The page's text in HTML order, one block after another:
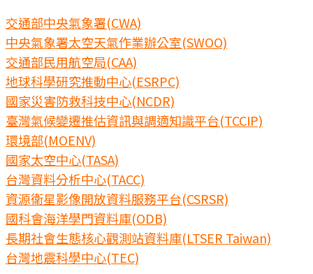
交通部中央氣象署(CWA)
中央氣象署太空天氣作業辦公室(SWOO)
交通部民用航空局(CAA)
地球科學研究推動中心(ESRPC)
國家災害防救科技中心(NCDR)
臺灣氣候變遷推估資訊與調適知識平台(TCCIP)
環境部(MOENV)
國家太空中心(TASA)
台灣資料分析中心(TACC)
資源衛星影像開放資料服務平台(CSRSR)
國科會海洋學門資料庫(ODB)
長期社會生態核心觀測站資料庫(LTSER Taiwan)
台灣地震科學中心(TEC)